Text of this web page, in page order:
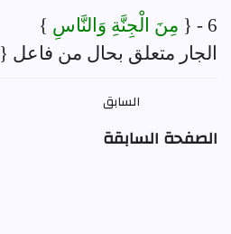
6 - { مِنَ الْجِنَّةِ وَالنَّاسِ }
الجار متعلق بحال من فاعل {
السابق
الصفحة السابقة